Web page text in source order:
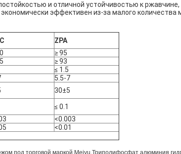
и отличной устойчивостью к
эффективен из-за малого количества
ZPA
≥ 95
≥ 93
≤ 1.5
5.5-7
30±5
≤ 0.1
<0.003
<0.01
под торговой маркой Meiyu.Триполифосфат алюминия